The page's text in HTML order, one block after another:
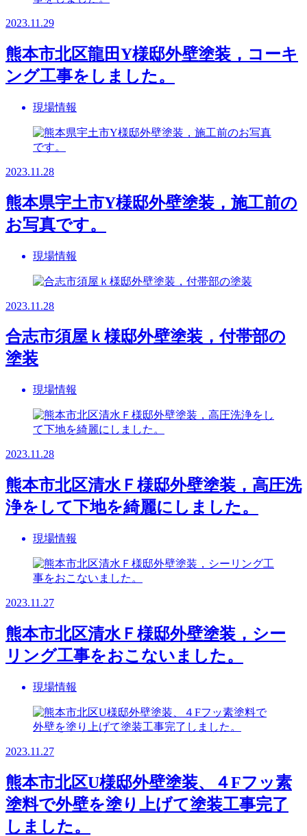
2023.11.29
熊本市北区龍田Y様邸外壁塗装，コーキ
ング工事をしました。
現場情報
2023.11.28
熊本県宇土市Y様邸外壁塗装，施工前の
お写真です。
現場情報
2023.11.28
合志市須屋ｋ様邸外壁塗装，付帯部の
塗装
現場情報
2023.11.28
熊本市北区清水Ｆ様邸外壁塗装，高圧洗
浄をして下地を綺麗にしました。
現場情報
2023.11.27
熊本市北区清水Ｆ様邸外壁塗装，シー
リング工事をおこないました。
現場情報
2023.11.27
熊本市北区U様邸外壁塗装、４Fフッ素
塗料で外壁を塗り上げて塗装工事完了
しました。